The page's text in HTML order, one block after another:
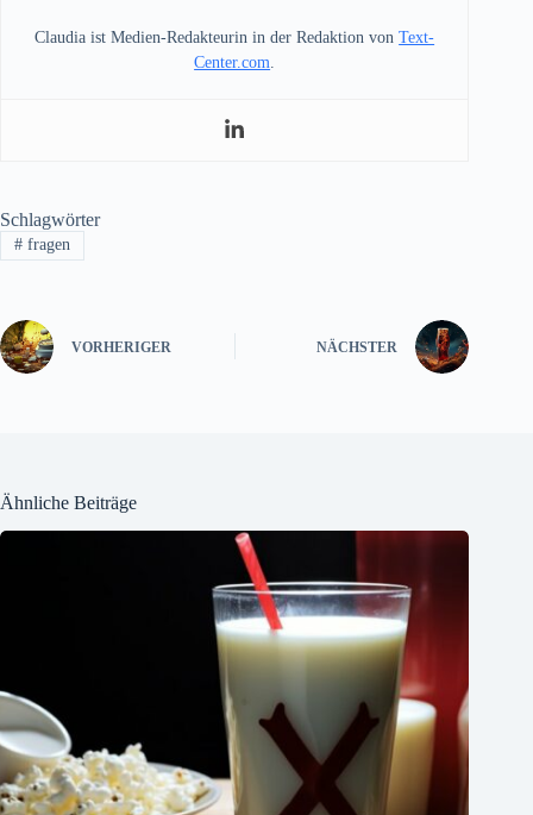
Claudia ist Medien-Redakteurin in der Redaktion vonText-
Center.com.
Schlagwörter
#fragen
VORHERIGER NÄCHSTER
Ähnliche Beiträge